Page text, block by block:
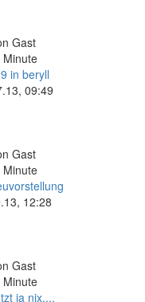
Gast
Minute
in beryll
09:49
Gast
Minute
12:28
Gast
Minute
ja nix....